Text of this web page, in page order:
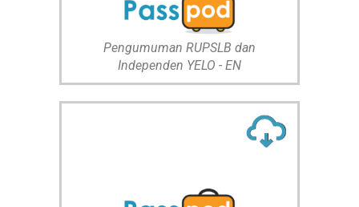
Pengumuman RUPSLB dan
Independen YELO - EN